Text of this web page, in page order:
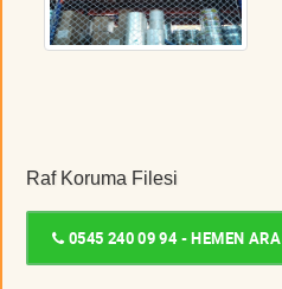
Raf Koruma Filesi
0545 240 09 94 - HEMEN ARA